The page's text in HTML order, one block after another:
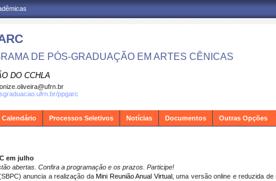
DE PÓS-GRADUAÇÃO EM ARTES CÊNICAS
DO CCHLA
ppgarc
Calendário Processos Seletivos Notícias Documentos Outras Opções
em julho
abertas. Confira a programação e os prazos. Participe!
anuncia a realização daMini Reunião Anual Virtual, uma versão online e reduzida de